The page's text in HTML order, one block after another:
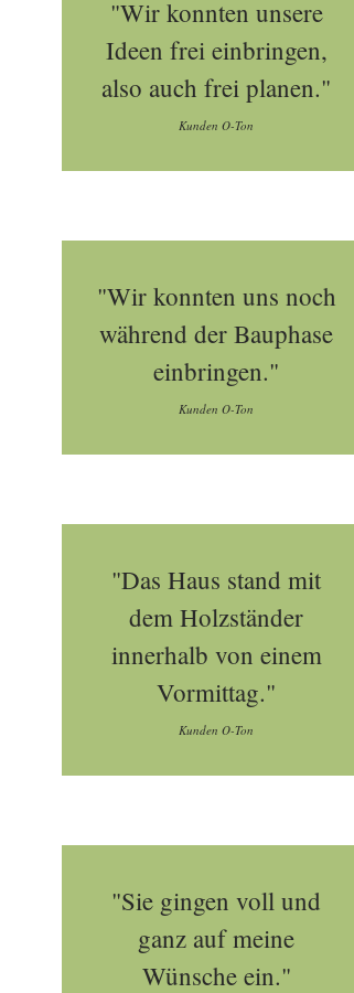
"Wir konnten unsere
Ideen frei einbringen,
also auch frei planen."
Kunden O-Ton
"Wir konnten uns noch
während der Bauphase
einbringen."
Kunden O-Ton
"Das Haus stand mit
dem Holzständer
innerhalb von einem
Vormittag."
Kunden O-Ton
"Sie gingen voll und
ganz auf meine
Wünsche ein."